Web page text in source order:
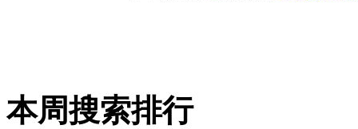
本周搜索排行